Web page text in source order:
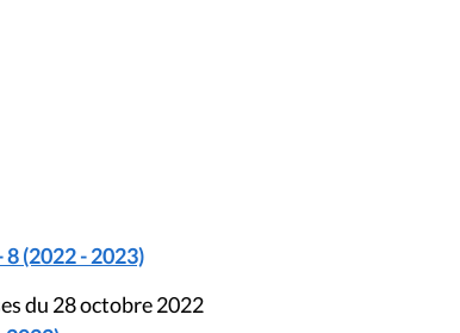
(2022 - 2023)
du 28 octobre 2022